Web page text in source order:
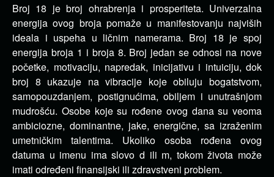
Broj 18 je broj ohrabrenja i prosperiteta. Univerzalna
energija ovog broja pomaže u manifestovanju najviših
ideala i uspeha u ličnim namerama. Broj 18 je spoj
energija broja 1 i broja 8. Broj jedan se odnosi na nove
početke, motivaciju, napredak, inicijativu i intuiciju, dok
broj 8 ukazuje na vibracije koje obiluju bogatstvom,
samopouzdanjem, postignućima, obiljem i unutrašnjom
mudrošću. Osobe koje su rođene ovog dana su veoma
ambiciozne, dominantne, jake, energične, sa izraženim
umetničkim talentima. Ukoliko osoba rođena ovog
datuma u imenu ima slovo d ili m, tokom života može
imati određeni finansijski ili zdravstveni problem.